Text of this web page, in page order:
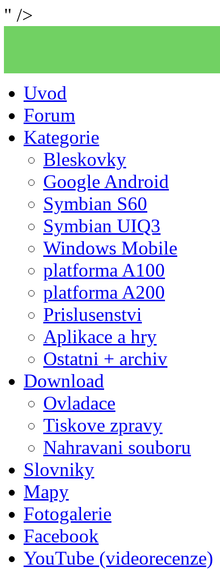
" />
Uvod
Forum
Kategorie
Bleskovky
Google Android
Symbian S60
Symbian UIQ3
Windows Mobile
platforma A100
platforma A200
Prislusenstvi
Aplikace a hry
Ostatni + archiv
Download
Ovladace
Tiskove zpravy
Nahravani souboru
Slovniky
Mapy
Fotogalerie
Facebook
YouTube (videorecenze)